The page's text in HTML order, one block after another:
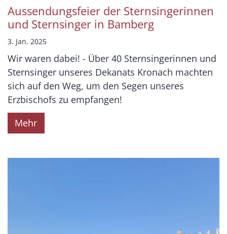
Aussendungsfeier der Sternsingerinnen
und Sternsinger in Bamberg
3. Jan. 2025
Wir waren dabei! - Über 40 Sternsingerinnen und
Sternsinger unseres Dekanats Kronach machten
sich auf den Weg, um den Segen unseres
Erzbischofs zu empfangen!
Mehr